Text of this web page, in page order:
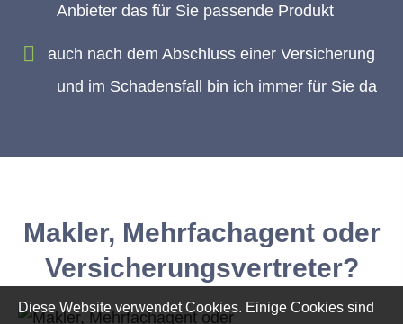
Anbieter das für Sie passende Produkt
auch nach dem Abschluss einer Versicherung
und im Schadensfall bin ich immer für Sie da
Makler, Mehrfachagent oder
Versicherungsvertreter?
Diese Website verwendet Cookies. Einige Cookies sind